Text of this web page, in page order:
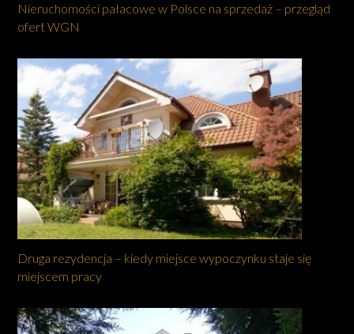
Nieruchomości pałacowe w Polsce na sprzedaż – przegląd
ofert WGN
Druga rezydencja – kiedy miejsce wypoczynku staje się
miejscem pracy